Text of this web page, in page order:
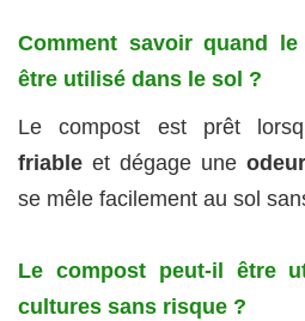
Comment savoir quand
être utilisé dans le sol ?
Le compost est prêt
friable et dégage une
se mêle facilement au sol
Le compost peut-il être
cultures sans risque ?